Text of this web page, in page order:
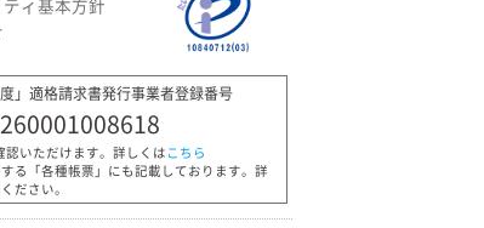
ィ基本方針
度」適格請求書発行事業者登録番号
いただけます。詳しくは こちら
る「各種帳票」にも記載しております。詳
ださい。